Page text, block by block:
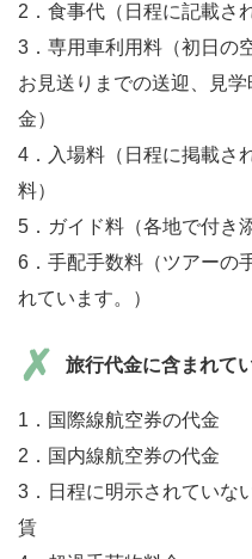
2．食事代（日程に記載さ
3．専用車利用料（初日の
お見送りまでの送迎、見
金）
4．入場料（日程に掲載さ
料）
5．ガイド料（各地で付き
6．手配手数料（ツアーの
れています。）
旅行代金に含まれて
1．国際線航空券の代金
2．国内線航空券の代金
3．日程に明示されていな
賃